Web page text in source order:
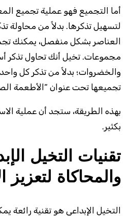
أما التجميع فهو عملية تجميع
لتسهيل تذكرها. بدلاً من محاولة
العناصر بشكل منفصل، يمكنك
مجموعات. تخيل أنك تحاول تذكر
والخضروات؛ بدلاً من تذكر كل
تجميعها تحت عنوان “الأطعمة
بهذه الطريقة، ستجد أن عملية
بكثير.
تقنيات التخيل
والمحاكاة لتعزيز
التخيل الإبداعي هو تقنية رائعة